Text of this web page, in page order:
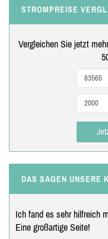
STROMPREISE
Vergleichen Sie jetzt
DAS SAGEN UNSERE
Ich fand es sehr hilfreich
Eine großartige Seite!